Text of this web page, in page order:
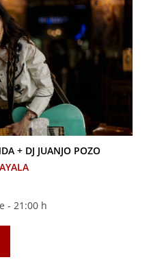
+ DJ JUANJO POZO
- 21:00 h